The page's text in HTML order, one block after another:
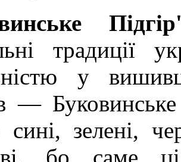
традиції
у
—
сині, зелені,
бо саме